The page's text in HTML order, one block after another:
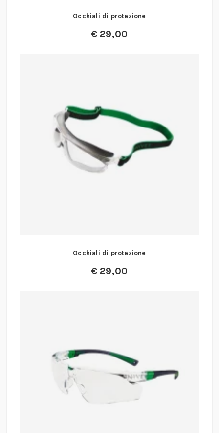
Occhiali di protezione
€ 29,00
Occhiali di protezione
€ 29,00